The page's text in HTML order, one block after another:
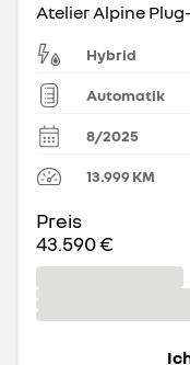
Atelier Alpine
Hybrid
Automatik
8/2025
13.999KM
Preis
43.590 €